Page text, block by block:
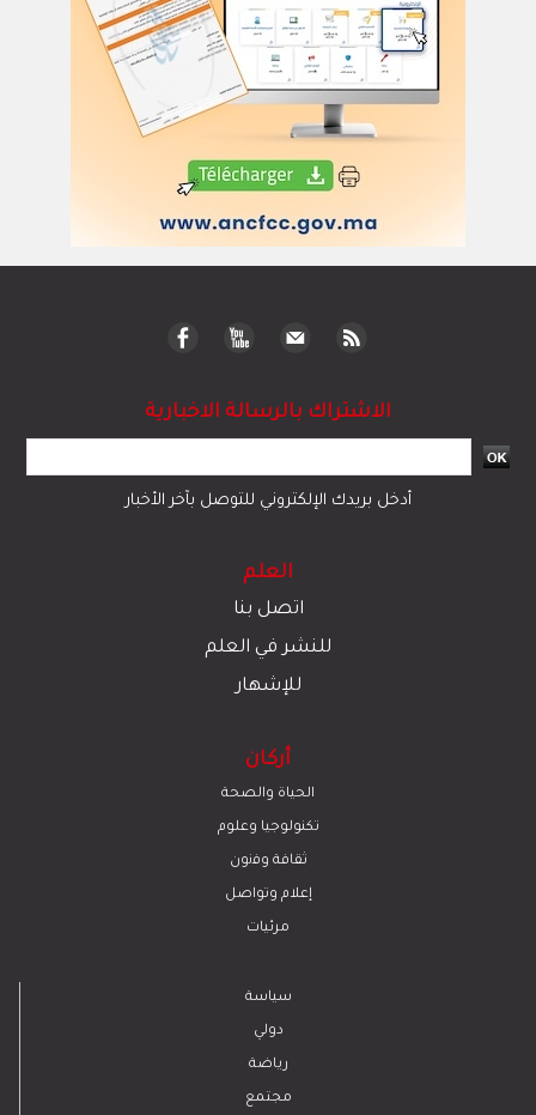
الاشتراك بالرسالة الاخبارية
أدخل بريدك الإلكتروني للتوصل بآخر الأخبار
العلم
اتصل بنا
للنشر في العلم
للإشهار
أركان
الحياة والصحة
تكنولوجيا وعلوم
ﺛﻘﺎﻓﺔ وﻓﻧون
إعلام وتواصل
مرئيات
سياسة
دولي
رياضة
مجتمع